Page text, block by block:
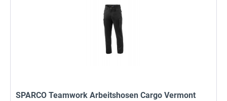
SPARCO Teamwork Arbeitshosen Cargo Vermont